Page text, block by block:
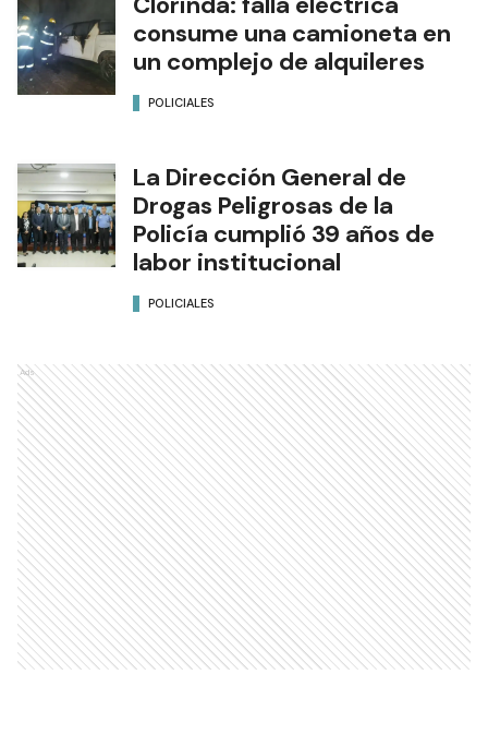
consume una camioneta en
un complejo de alquileres
POLICIALES
La Dirección General de
Drogas Peligrosas de la
Policía cumplió 39 años de
labor institucional
POLICIALES
Ads